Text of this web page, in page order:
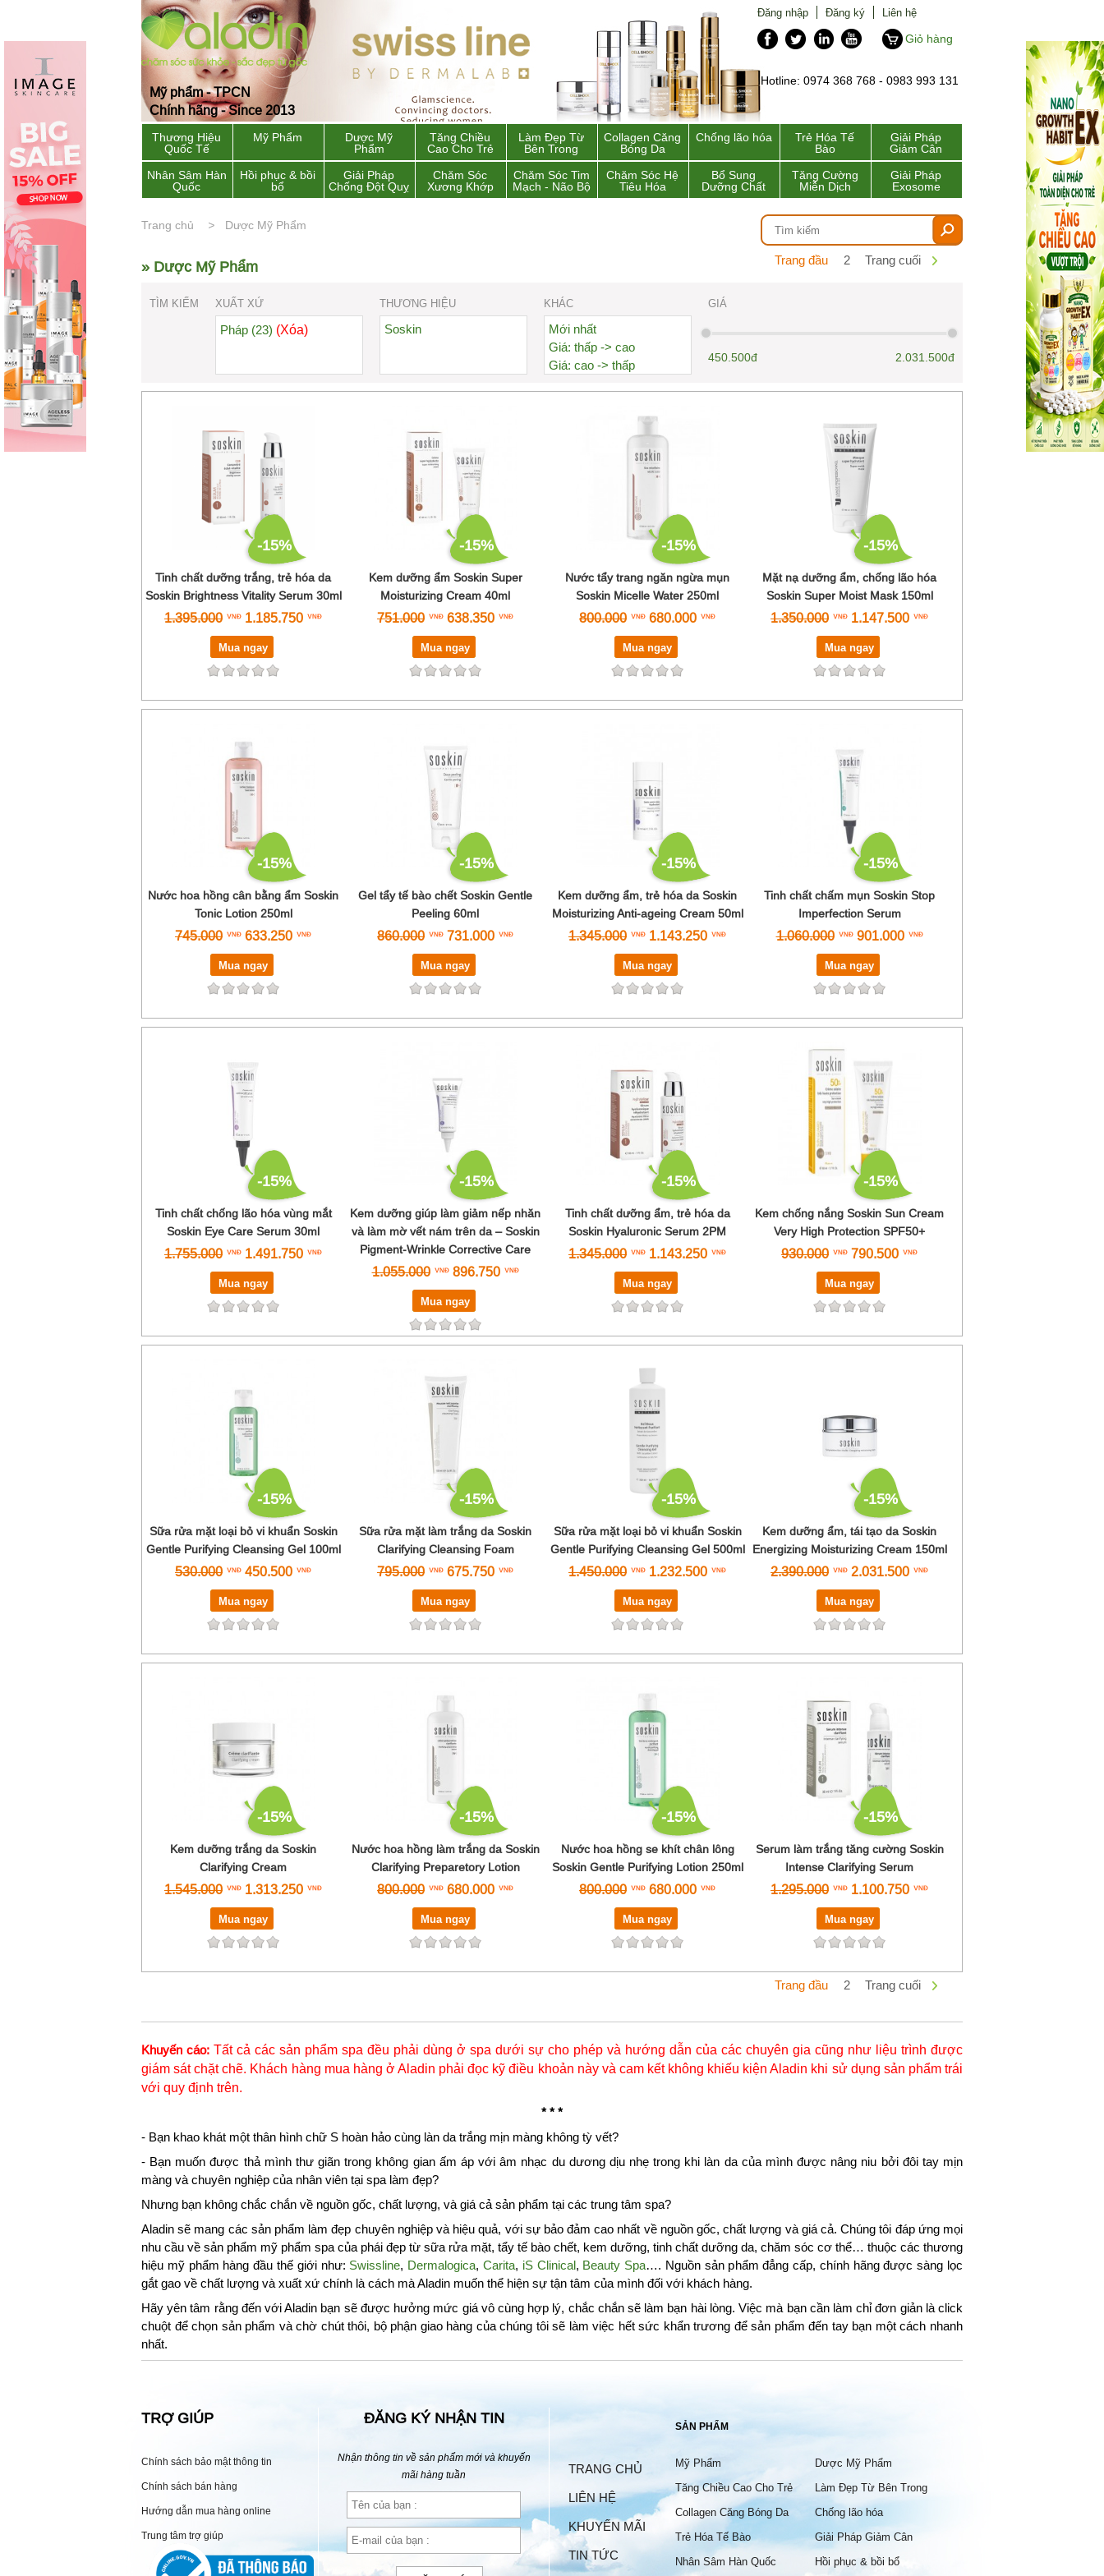
Mỹ phẩm - TPCN
Chính hãng - Since 2013
Đăng nhập Đăng ký
Liên hệ
Giỏ hàng
Hotline: 0974 368 768 - 0983 993 131
Thương Hiệu
Quốc Tế
Mỹ Phẩm
Dược Mỹ
Phẩm
Tăng Chiều
Cao Cho Trẻ
Làm Đẹp Từ
Bên Trong
Collagen Căng
Bóng Da
Chống lão hóa
Trẻ Hóa Tế
Bào
Giải Pháp
Giảm Cân
Nhân Sâm Hàn
Quốc
Hồi phục & bồi
bổ
Giải Pháp
Chống Đột Quỵ
Chăm Sóc
Xương Khớp
Chăm Sóc Tim
Mạch - Não Bộ
Chăm Sóc Hệ
Tiêu Hóa
Bổ Sung
Dưỡng Chất
Tăng Cường
Miễn Dịch
Giải Pháp
Exosome
Trang chủ Dược Mỹ Phẩm
» Dược Mỹ Phẩm Trang đầu 2 Trang cuối
TÌM KIẾM XUẤT XỨ
Pháp (23) (Xóa)
THƯƠNG HIỆU
Soskin
KHÁC
Mới nhất
Giá: thấp -> cao
Giá: cao -> thấp
Đánh giá cao nhất
GIÁ
450.500đ 2.031.500đ
-15%
Tinh chất dưỡng trắng, trẻ hóa da
Soskin Brightness Vitality Serum 30ml
1.395.000 1.185.750
Mua ngay
-15%
Kem dưỡng ẩm Soskin Super
Moisturizing Cream 40ml
751.000 638.350
Mua ngay
-15%
Nước tẩy trang ngăn ngừa mụn
Soskin Micelle Water 250ml
800.000 680.000
Mua ngay
-15%
Mặt nạ dưỡng ẩm, chống lão hóa
Soskin Super Moist Mask 150ml
1.350.000 1.147.500
Mua ngay
-15%
Nước hoa hồng cân bằng ẩm Soskin
Tonic Lotion 250ml
745.000 633.250
Mua ngay
-15%
Gel tẩy tế bào chết Soskin Gentle
Peeling 60ml
860.000 731.000
Mua ngay
-15%
Kem dưỡng ẩm, trẻ hóa da Soskin
Moisturizing Anti-ageing Cream 50ml
1.345.000 1.143.250
Mua ngay
-15%
Tinh chất chấm mụn Soskin Stop
Imperfection Serum
1.060.000 901.000
Mua ngay
-15%
Tinh chất chống lão hóa vùng mắt
Soskin Eye Care Serum 30ml
1.755.000 1.491.750
Mua ngay
-15%
Kem dưỡng giúp làm giảm nếp nhăn
và làm mờ vết nám trên da – Soskin
Pigment-Wrinkle Corrective Care
1.055.000 896.750
Mua ngay
-15%
Tinh chất dưỡng ẩm, trẻ hóa da
Soskin Hyaluronic Serum 2PM
1.345.000 1.143.250
Mua ngay
-15%
Kem chống nắng Soskin Sun Cream
Very High Protection SPF50+
930.000 790.500
Mua ngay
-15%
Sữa rửa mặt loại bỏ vi khuẩn Soskin
Gentle Purifying Cleansing Gel 100ml
530.000 450.500
Mua ngay
-15%
Sữa rửa mặt làm trắng da Soskin
Clarifying Cleansing Foam
795.000 675.750
Mua ngay
-15%
Sữa rửa mặt loại bỏ vi khuẩn Soskin
Gentle Purifying Cleansing Gel 500ml
1.450.000 1.232.500
Mua ngay
-15%
Kem dưỡng ẩm, tái tạo da Soskin
Energizing Moisturizing Cream 150ml
2.390.000 2.031.500
Mua ngay
-15%
Kem dưỡng trắng da Soskin
Clarifying Cream
1.545.000 1.313.250
Mua ngay
-15%
Nước hoa hồng làm trắng da Soskin
Clarifying Preparetory Lotion
800.000 680.000
Mua ngay
-15%
Nước hoa hồng se khít chân lông
Soskin Gentle Purifying Lotion 250ml
800.000 680.000
Mua ngay
-15%
Serum làm trắng tăng cường Soskin
Intense Clarifying Serum
1.295.000 1.100.750
Mua ngay
Trang đầu 2 Trang cuối
Khuyến cáo: Tất cả các sản phẩm spa đều phải dùng ở spa dưới sự cho phép và hướng dẫn của các chuyên gia cũng như liệu trình được
giám sát chặt chẽ. Khách hàng mua hàng ở Aladin phải đọc kỹ điều khoản này và cam kết không khiếu kiện Aladin khi sử dụng sản phẩm trái
với quy định trên.
* * *
- Bạn khao khát một thân hình chữ S hoàn hảo cùng làn da trắng mịn màng không tỳ vết?
- Bạn muốn được thả mình thư giãn trong không gian ấm áp với âm nhạc du dương dịu nhẹ trong khi làn da của mình được nâng niu bởi đôi tay mịn
màng và chuyên nghiệp của nhân viên tại spa làm đẹp?
Nhưng bạn không chắc chắn về nguồn gốc, chất lượng, và giá cả sản phẩm tại các trung tâm spa?
Aladin sẽ mang các sản phẩm làm đẹp chuyên nghiệp và hiệu quả, với sự bảo đảm cao nhất về nguồn gốc, chất lượng và giá cả. Chúng tôi đáp ứng mọi
nhu cầu về sản phẩm mỹ phẩm spa của phái đẹp từ sữa rửa mặt, tẩy tế bào chết, kem dưỡng, tinh chất dưỡng da, chăm sóc cơ thể… thuộc các thương
hiệu mỹ phẩm hàng đầu thế giới như: Swissline, Dermalogica, Carita, iS Clinical, Beauty Spa…. Nguồn sản phẩm đẳng cấp, chính hãng được sàng lọc
gắt gao về chất lượng và xuất xứ chính là cách mà Aladin muốn thể hiện sự tận tâm của mình đối với khách hàng.
Hãy yên tâm rằng đến với Aladin bạn sẽ được hưởng mức giá vô cùng hợp lý, chắc chắn sẽ làm bạn hài lòng. Việc mà bạn cần làm chỉ đơn giản là click
chuột để chọn sản phẩm và chờ chút thôi, bộ phận giao hàng của chúng tôi sẽ làm việc hết sức khẩn trương để sản phẩm đến tay bạn một cách nhanh
nhất.
TRỢ GIÚP
Chính sách bảo mật thông tin
Chính sách bán hàng
Hướng dẫn mua hàng online
Trung tâm trợ giúp
ĐĂNG KÝ NHẬN TIN
Nhận thông tin về sản phẩm mới và khuyến
mãi hàng tuần
TRANG CHỦ
LIÊN HỆ
KHUYẾN MÃI
TIN TỨC
SẢN PHẨM
Mỹ Phẩm
Dược Mỹ Phẩm
Tăng Chiều Cao Cho Trẻ
Làm Đẹp Từ Bên Trong
Collagen Căng Bóng Da
Chống lão hóa
Trẻ Hóa Tế Bào
Giải Pháp Giảm Cân
Nhân Sâm Hàn Quốc
Hồi phục & bồi bổ